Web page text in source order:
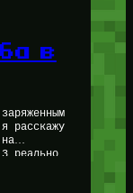
в
расскажу
реально